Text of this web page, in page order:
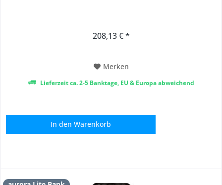
208,13 € *
Merken
Lieferzeit ca. 2-5 Banktage, EU & Europa abweichend
In den Warenkorb